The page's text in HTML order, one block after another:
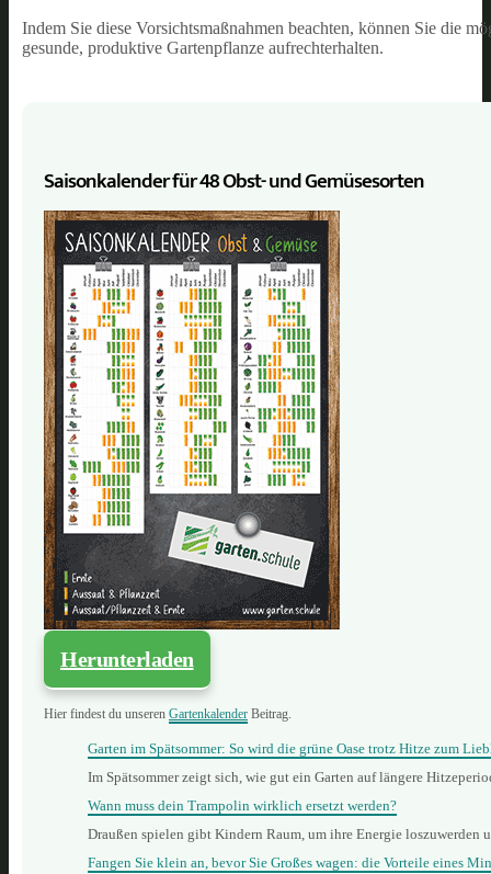
Indem Sie diese Vorsichtsmaßnahmen beachten, können Sie die
gesunde, produktive Gartenpflanze aufrechterhalten.
Saisonkalender für 48 Obst- und Gemüse­sorten
Herunterladen
Hier findest du unseren Gartenkalender Beitrag.
Garten im Spätsommer: So wird die grüne Oase trotz Hitze zum
Im Spätsommer zeigt sich, wie gut ein Garten auf längere
Wann muss dein Trampolin wirklich ersetzt werden?
Draußen spielen gibt Kindern Raum, um ihre Energie
Fangen Sie klein an, bevor Sie Großes wagen: die Vorteile eines